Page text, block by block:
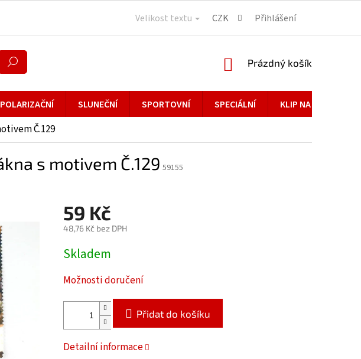
Velikost textu CZK Přihlášení
NÁKUPNÍ
Prázdný košík
POLARIZAČNÍ SLUNEČNÍ SPORTOVNÍ SPECIÁLNÍ KLIP NA BRÝLE
Č.129
s motivem Č.129 59155
59 Kč
48,76 Kč bez DPH
Měrná
cena:
Skladem
Možnosti doručení
Přidat do košíku
Detailní informace